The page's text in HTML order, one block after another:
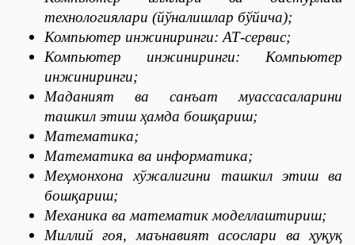
технологиялари (йўналишлар бўйича);
Компьютер инжиниринги: АТ-сервис;
Компьютер инжиниринги: Компьютер
инжиниринги;
Маданият ва санъат муассасаларини
ташкил этиш ҳамда бошқариш;
Математика;
Математика ва информатика;
Меҳмонхона хўжалигини ташкил этиш ва
бошқариш;
Механика ва математик моделлаштириш;
Миллий ғоя, маънавият асослари ва ҳуқуқ